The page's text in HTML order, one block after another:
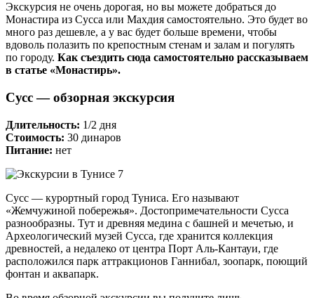
Экскурсия не очень дорогая, но вы можете добраться до
Монастира из Сусса или Махдия самостоятельно. Это будет во
много раз дешевле, а у вас будет больше времени, чтобы
вдоволь полазить по крепостным стенам и залам и погулять
по городу. Как съездить сюда самостоятельно рассказываем
в статье «Монастирь».
Сусс — обзорная экскурсия
Длительность: 1/2 дня
Стоимость: 30 динаров
Питание: нет
Сусс — курортный город Туниса. Его называют
«Жемчужиной побережья». Достопримечательности Сусса
разнообразны. Тут и древняя медина с башней и мечетью, и
Археологический музей Сусса, где хранится коллекция
древностей, а недалеко от центра Порт Аль-Кантауи, где
расположился парк аттракционов Ганнибал, зоопарк, поющий
фонтан и аквапарк.